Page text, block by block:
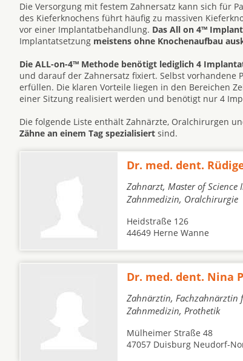
Die Versorgung mit festem Zahnersatz kann sich für
des Kieferknochens führt häufig zu massiven
vor einer Implantatbehandlung. Das All on 4™
Implantatsetzung meistens ohne Knochenaufbau
Die ALL-on-4™ Methode benötigt lediglich 4
und darauf der Zahnersatz fixiert. Selbst vorhandene
erfüllen. Die klaren Vorteile liegen in den Bereichen
einer Sitzung realisiert werden und benötigt nur 4
Die folgende Liste enthält Zahnärzte, Oralchirurgen
Zähne an einem Tag spezialisiert sind.
Dr. med. dent.
Zahnarzt, Master of Science
Zahnmedizin, Oralchirurgie
Heidstraße 126
44649 Herne Wanne
Dr. med. dent. Nina
Zahnärztin, Fachzahnärztin
Zahnmedizin, Prothetik
Mülheimer Straße 48
47057 Duisburg Neudorf-